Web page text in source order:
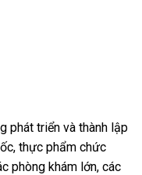
phát triển và thành lập
thực phẩm chức
phòng khám lớn, các